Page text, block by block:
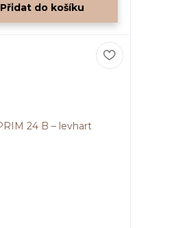
Přidat do košíku